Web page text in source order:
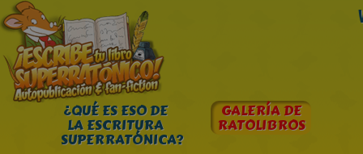
¿QUÉ ES ESO DE
LA ESCRITURA
SUPERRATÓNICA?
GALERÍA DE
RATOLIBROS